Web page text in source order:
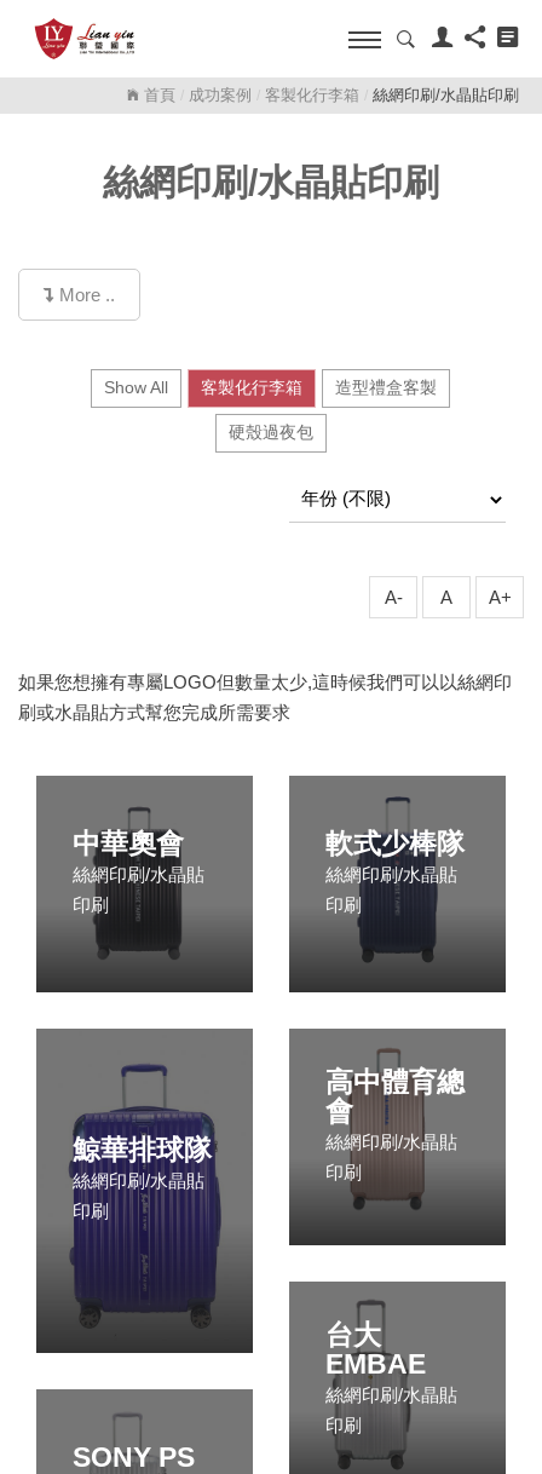
首頁 成功案例 客製化行李箱 絲網印刷/水晶貼印刷
絲網印刷/水晶貼印刷
More ..
Show All 客製化行李箱 造型禮盒客製
硬殼過夜包
A- A A+
如果您想擁有專屬LOGO但數量太少,這時候我們可以以絲網印
刷或水晶貼方式幫您完成所需要求
中華奧會
絲網印刷/水晶貼
印刷
軟式少棒隊
絲網印刷/水晶貼
印刷
鯨華排球隊
絲網印刷/水晶貼
印刷
高中體育總
會
絲網印刷/水晶貼
印刷
台大
EMBAE
絲網印刷/水晶貼
印刷
SONY PS